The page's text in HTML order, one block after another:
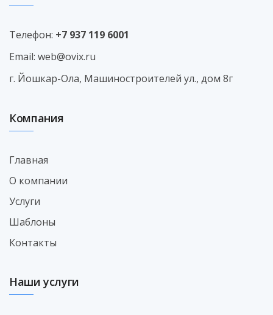
Телефон: +7 937 119 6001
Email: web@ovix.ru
г. Йошкар-Ола, Машиностроителей ул., дом 8г
Компания
Главная
О компании
Услуги
Шаблоны
Контакты
Наши услуги